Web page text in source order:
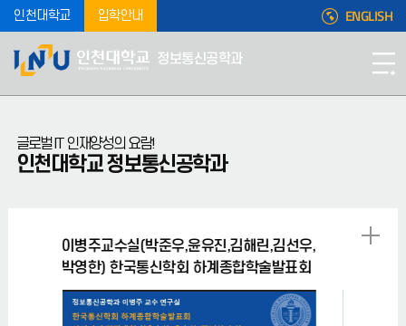
인천대학교 입학안내 ENGLISH
정보통신공학과
글로벌 IT 인재양성의 요람!
인천대학교 정보통신공학과
이병주교수실(박준우,윤유진,김해린,김선우,
박영한) 한국통신학회 하계종합학술발표회
아이디어 경진대회 최우수상, 우수상,
장려상 수상
이병주 교수실(윤
한국통신학회 하
학부논문우수상